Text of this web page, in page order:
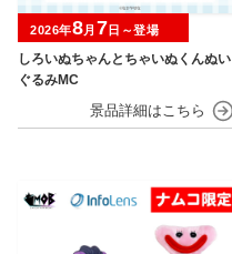
しろいぬちゃんとちゃいぬくんぬい
ぐるみMC
2026年8月 7日～登場